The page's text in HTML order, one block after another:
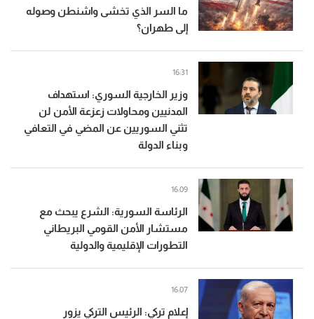
ما السر الذي تخشى واشنطن وصوله
إلى طهران؟
وزير الخارجية السوري: استهداف
المدنيين ومحاولات زعزعة الأمن لن
تثني السوريين عن المضي في التعافي
وبناء الدولة
16:31
الرئاسة السورية: الشرع يبحث مع
مستشار الأمن القومي البريطاني
التطورات الإقليمية والدولية
16:09
إعلام تركي: الرئيس التركي يزور
16:07